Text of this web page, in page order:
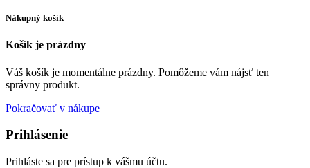
Nákupný košík
Košík je prázdny
Váš košík je momentálne prázdny. Pomôžeme vám nájsť ten
správny produkt.
Pokračovať v nákupe
Prihlásenie
Prihláste sa pre prístup k vášmu účtu.